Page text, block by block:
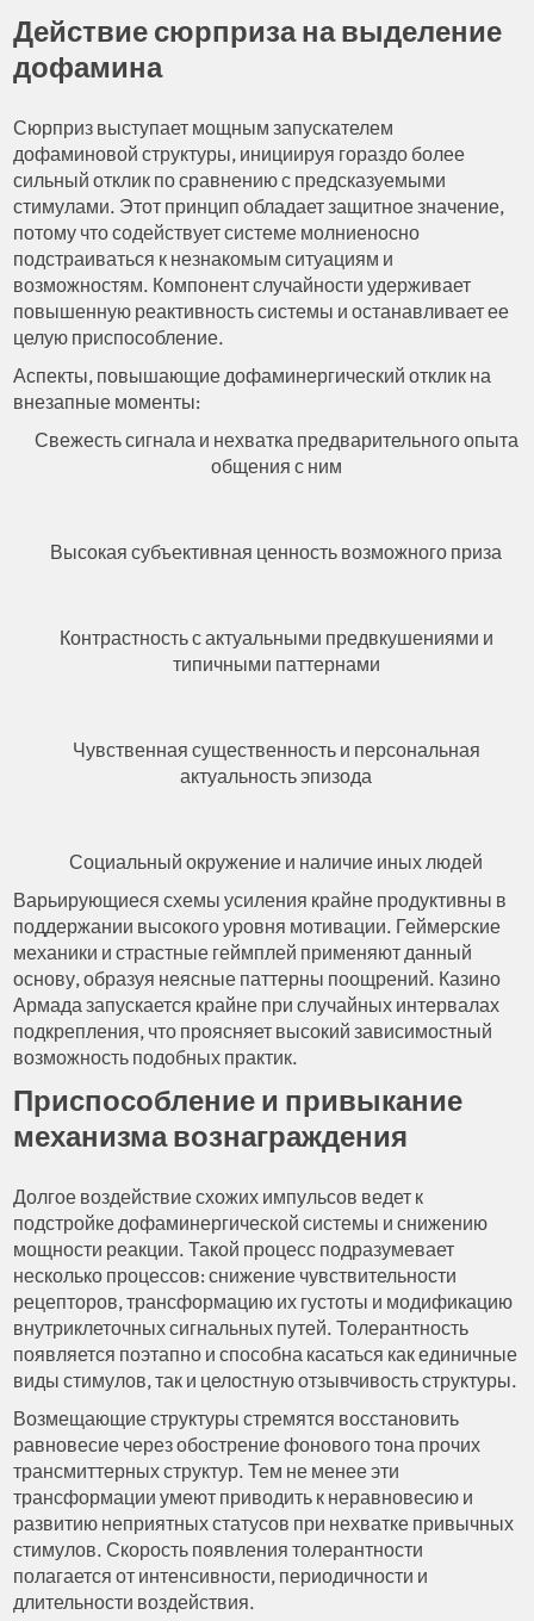
Действие сюрприза на выделение
дофамина
Сюрприз выступает мощным запускателем
дофаминовой структуры, инициируя гораздо более
сильный отклик по сравнению с предсказуемыми
стимулами. Этот принцип обладает защитное значение,
потому что содействует системе молниеносно
подстраиваться к незнакомым ситуациям и
возможностям. Компонент случайности удерживает
повышенную реактивность системы и останавливает ее
целую приспособление.
Аспекты, повышающие дофаминергический отклик на
внезапные моменты:
Свежесть сигнала и нехватка предварительного опыта
общения с ним
Высокая субъективная ценность возможного приза
Контрастность с актуальными предвкушениями и
типичными паттернами
Чувственная существенность и персональная
актуальность эпизода
Социальный окружение и наличие иных людей
Варьирующиеся схемы усиления крайне продуктивны в
поддержании высокого уровня мотивации. Геймерские
механики и страстные геймплей применяют данный
основу, образуя неясные паттерны поощрений. Казино
Армада запускается крайне при случайных интервалах
подкрепления, что проясняет высокий зависимостный
возможность подобных практик.
Приспособление и привыкание
механизма вознаграждения
Долгое воздействие схожих импульсов ведет к
подстройке дофаминергической системы и снижению
мощности реакции. Такой процесс подразумевает
несколько процессов: снижение чувствительности
рецепторов, трансформацию их густоты и модификацию
внутриклеточных сигнальных путей. Толерантность
появляется поэтапно и способна касаться как единичные
виды стимулов, так и целостную отзывчивость структуры.
Возмещающие структуры стремятся восстановить
равновесие через обострение фонового тона прочих
трансмиттерных структур. Тем не менее эти
трансформации умеют приводить к неравновесию и
развитию неприятных статусов при нехватке привычных
стимулов. Скорость появления толерантности
полагается от интенсивности, периодичности и
длительности воздействия.